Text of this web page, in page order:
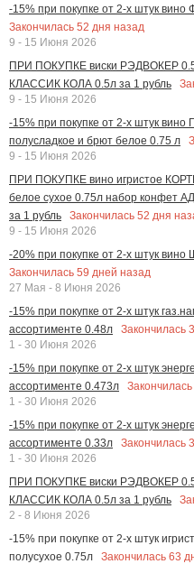
-15% при покупке от 2-х штук
Закончилась 52 дня назад
9 - 15 Июня 2026
ПРИ ПОКУПКЕ виски РЭДВОКЕР
КЛАССИК КОЛА 0.5л за 1 рубль
9 - 15 Июня 2026
-15% при покупке от 2-х штук
полусладкое и брют белое 0.75 л
9 - 15 Июня 2026
ПРИ ПОКУПКЕ вино игристое
белое сухое 0.75л набор
за 1 рубль
Закончилась 52 дня
9 - 15 Июня 2026
-20% при покупке от 2-х штук
Закончилась 59 дней назад
27 Мая - 8 Июня 2026
-15% при покупке от 2-х штук
ассортименте 0.48л
Закончилась
1 - 30 Июня 2026
-15% при покупке от 2-х штук
ассортименте 0.473л
Закончилась
1 - 30 Июня 2026
-15% при покупке от 2-х штук
ассортименте 0.33л
Закончилась
1 - 30 Июня 2026
ПРИ ПОКУПКЕ виски РЭДВОКЕР
КЛАССИК КОЛА 0.5л за 1 рубль
2 - 8 Июня 2026
-15% при покупке от 2-х штук
полусухое 0.75л
Закончилась 63